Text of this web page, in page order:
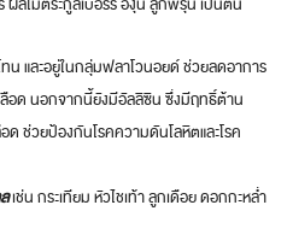
ผลไม้ตระกูลเบอร์รี่ องุ่น ลูกพรุน เป็นต้น
น และอยู่ในกลุ่มฟลาโวนอยด์ ช่วยลดอาการ
ลือด นอกจากนี้ยังมีอัลลิซิน ซึ่งมีฤทธิ์ต้าน
ด ช่วยป้องกันโรคความดันโลหิตและโรค
เช่น กระเทียม หัวไชเท้า ลูกเดือย ดอกกะหล่ำ